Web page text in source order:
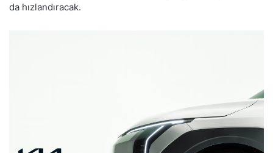
da hızlandıracak.